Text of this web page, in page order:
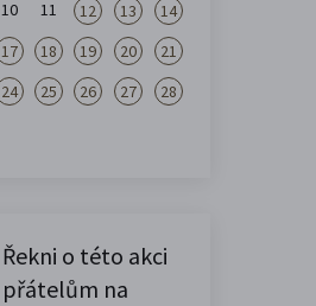
10 11 12 13
14
17 18 19 20
21
24 25 26 27
28
Řekni o této akci
přátelům na